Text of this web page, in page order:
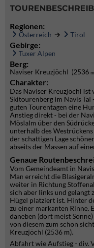
Regionen:
Österreich Tirol
Gebirge:
Tuxer Alpen
Berg:
Naviser Kreuzjöchl (2536 m
Charakter:
Das Naviser Kreuzjöchl
Skitourenberg im Navis
guten Tourentagen eine
Anstieg direkt - bei der
Möslalm über den
unterhalb des
der schattigen Lage
abseits der Massen auf
Genaue
Vom Gemeindeamt in
Man erreicht die
weiter in Richtung
sich aber links und gelangt
Hügel platziert ist. Hinter
zu einer markanten Rinne.
daneben (dort meist
von diesem zum schon
Kreuzjöchl (2536 m).
Abfahrt wie Aufstieg - div.